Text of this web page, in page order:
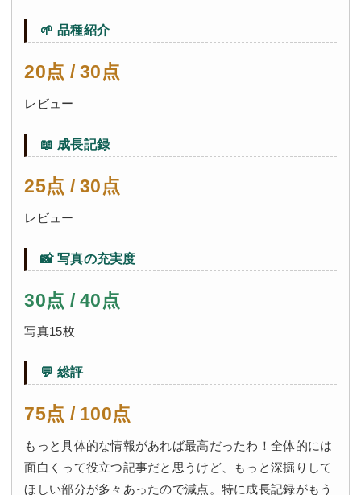
🌱 品種紹介
20点 / 30点
レビュー
📖 成長記録
25点 / 30点
レビュー
📸 写真の充実度
30点 / 40点
写真15枚
💬 総評
75点 / 100点
もっと具体的な情報があれば最高だったわ！全体的には
面白くって役立つ記事だと思うけど、もっと深掘りして
ほしい部分が多々あったので減点。特に成長記録がもう